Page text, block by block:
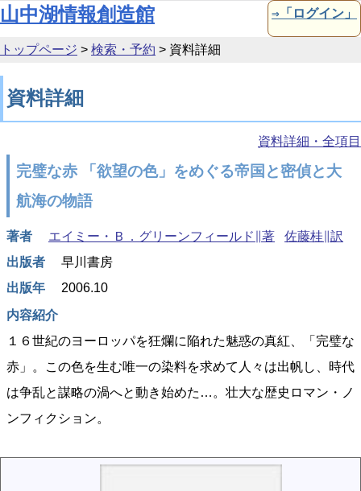
本文へ移動
山中湖情報創造館 ⇒「ログイン」
トップページ > 検索・予約 > 資料詳細
資料詳細
資料詳細・全項目
完璧な赤 「欲望の色」をめぐる帝国と密偵と大
航海の物語
著者 エイミー・Ｂ．グリーンフィールド∥著
佐藤桂∥訳
出版者
早川書房
出版年
2006.10
内容紹介
１６世紀のヨーロッパを狂爛に陥れた魅惑の真紅、「完璧な
赤」。この色を生む唯一の染料を求めて人々は出帆し、時代
は争乱と謀略の渦へと動き始めた…。壮大な歴史ロマン・ノ
ンフィクション。